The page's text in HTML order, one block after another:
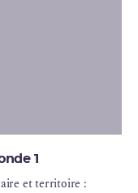
1
et territoire :